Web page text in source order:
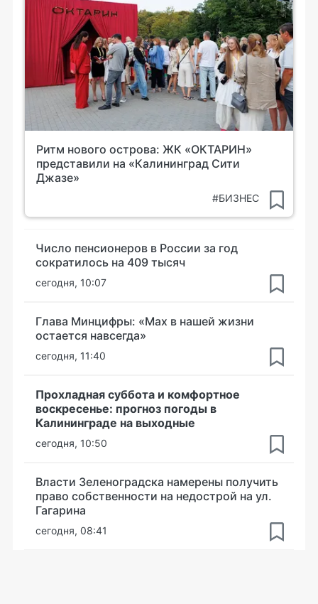
Ритм нового острова: ЖК «ОКТАРИН»
представили на «Калининград Сити
Джазе»
#БИЗНЕС
Число пенсионеров в России за год
сократилось на 409 тысяч
сегодня, 10:07
Глава Минцифры: «Мах в нашей жизни
остается навсегда»
сегодня, 11:40
Прохладная суббота и комфортное
воскресенье: прогноз погоды в
Калининграде на выходные
сегодня, 10:50
Власти Зеленоградска намерены получить
право собственности на недострой на ул.
Гагарина
сегодня, 08:41